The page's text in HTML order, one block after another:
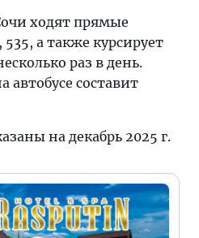
ходят прямые
а также курсирует
раз в день.
автобусе составит
на декабрь 2025 г.